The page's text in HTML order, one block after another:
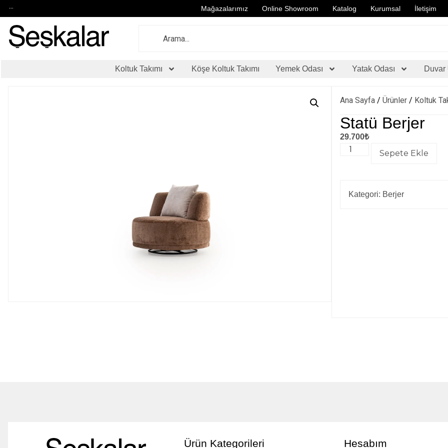
... Mağazalarımız Online Showroom Katalog Kurumsal İletişim
Koltuk Takımı Köşe Koltuk Takımı Yemek Odası Yatak Odası Duvar
Ana Sayfa /Ürünler / Koltuk
Statü Berjer
29.700₺
Sepete Ekle
Kategori: Berjer
Ürün Kategorileri Hesabım